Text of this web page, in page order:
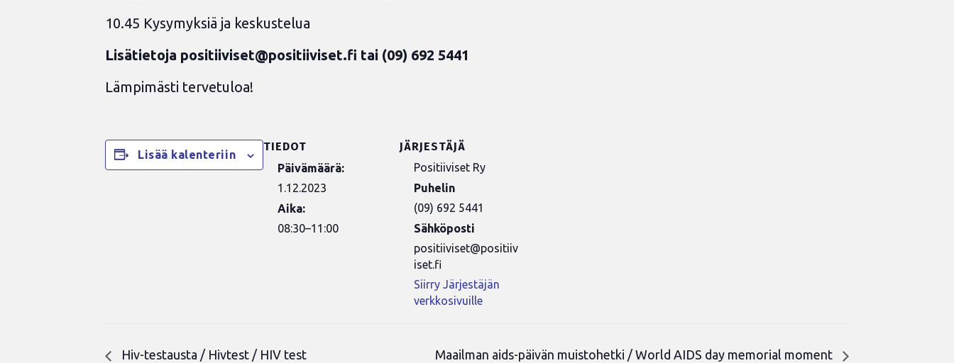
10.45 Kysymyksiä ja keskustelua
Lisätietoja positiiviset@positiiviset.fi tai (09) 692 5441
Lämpimästi tervetuloa!
Lisää kalenteriin
TIEDOT
Päivämäärä:
1.12.2023
Aika:
08:30–11:00
JÄRJESTÄJÄ
Positiiviset Ry
Puhelin
(09) 692 5441
Sähköposti
positiiviset@positiiv
iset.fi
Siirry Järjestäjän
verkkosivuille
Hiv-testausta / Hivtest / HIV test Maailman aids-päivän muistohetki / World AIDS day memorial moment